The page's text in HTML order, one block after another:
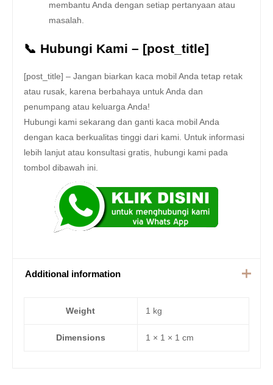
membantu Anda dengan setiap pertanyaan atau
masalah.
📞 Hubungi Kami – [post_title]
[post_title] – Jangan biarkan kaca mobil Anda tetap retak
atau rusak, karena berbahaya untuk Anda dan
penumpang atau keluarga Anda!
Hubungi kami sekarang dan ganti kaca mobil Anda
dengan kaca berkualitas tinggi dari kami. Untuk informasi
lebih lanjut atau konsultasi gratis, hubungi kami pada
tombol dibawah ini.
Additional information
Weight 1 kg
Dimensions 1 × 1 × 1 cm